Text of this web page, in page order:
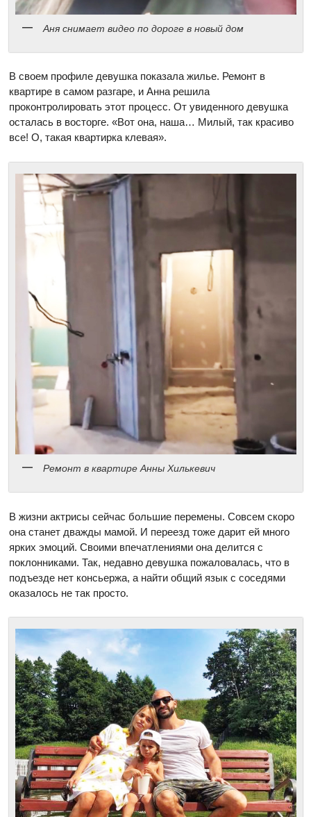
Аня снимает видео по дороге в новый дом
В своем профиле девушка показала жилье. Ремонт в
квартире в самом разгаре, и Анна решила
проконтролировать этот процесс. От увиденного девушка
осталась в восторге. «Вот она, наша… Милый, так красиво
все! О, такая квартирка клевая».
Ремонт в квартире Анны Хилькевич
В жизни актрисы сейчас большие перемены. Совсем скоро
она станет дважды мамой. И переезд тоже дарит ей много
ярких эмоций. Своими впечатлениями она делится с
поклонниками. Так, недавно девушка пожаловалась, что в
подъезде нет консьержа, а найти общий язык с соседями
оказалось не так просто.